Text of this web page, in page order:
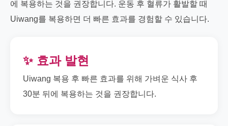
에 복용하는 것을 권장합니다. 운동 후 혈류가 활발할 때
Uiwang를 복용하면 더 빠른 효과를 경험할 수 있습니다.
✨ 효과 발현
Uiwang 복용 후 빠른 효과를 위해 가벼운 식사 후
30분 뒤에 복용하는 것을 권장합니다.